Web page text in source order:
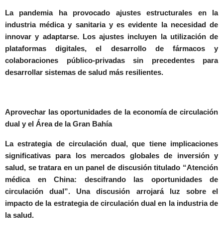
La pandemia ha provocado ajustes estructurales en la
industria médica y sanitaria y es evidente la necesidad de
innovar y adaptarse. Los ajustes incluyen la utilización de
plataformas digitales, el desarrollo de fármacos y
colaboraciones público-privadas sin precedentes para
desarrollar sistemas de salud más resilientes.
Aprovechar las oportunidades de la economía de circulación
dual y el Área de la Gran Bahía
La estrategia de circulación dual, que tiene implicaciones
significativas para los mercados globales de inversión y
salud, se tratara en un panel de discusión titulado “Atención
médica en China: descifrando las oportunidades de
circulación dual”. Una discusión arrojará luz sobre el
impacto de la estrategia de circulación dual en la industria de
la salud.